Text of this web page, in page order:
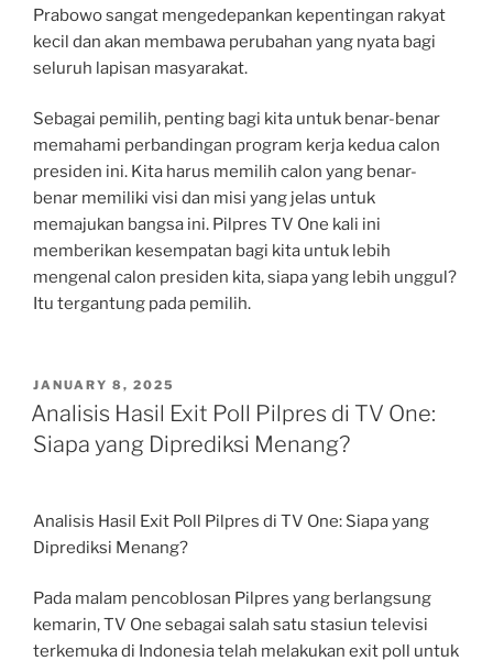
Prabowo sangat mengedepankan kepentingan rakyat
kecil dan akan membawa perubahan yang nyata bagi
seluruh lapisan masyarakat.
Sebagai pemilih, penting bagi kita untuk benar-benar
memahami perbandingan program kerja kedua calon
presiden ini. Kita harus memilih calon yang benar-
benar memiliki visi dan misi yang jelas untuk
memajukan bangsa ini. Pilpres TV One kali ini
memberikan kesempatan bagi kita untuk lebih
mengenal calon presiden kita, siapa yang lebih unggul?
Itu tergantung pada pemilih.
POSTED
ON
JANUARY 8, 2025
Analisis Hasil Exit Poll Pilpres di TV One:
Siapa yang Diprediksi Menang?
Analisis Hasil Exit Poll Pilpres di TV One: Siapa yang
Diprediksi Menang?
Pada malam pencoblosan Pilpres yang berlangsung
kemarin, TV One sebagai salah satu stasiun televisi
terkemuka di Indonesia telah melakukan exit poll untuk